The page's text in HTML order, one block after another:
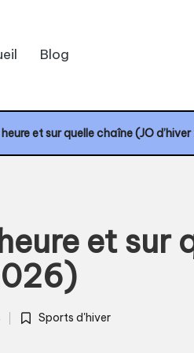
Blog
et sur quelle chaîne (JO
et sur
Posted
Sports d'hiver